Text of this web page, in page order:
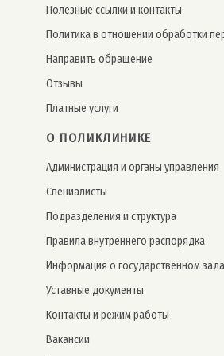
Полезные ссылки и контакты
Политика в отношении обработки
Направить обращение
Отзывы
Платные услуги
О ПОЛИКЛИНИКЕ
Администрация и органы управления
Специалисты
Подразделения и структура
Правила внутреннего распорядка
Информация о государственном
Уставные документы
Контакты и режим работы
Вакансии